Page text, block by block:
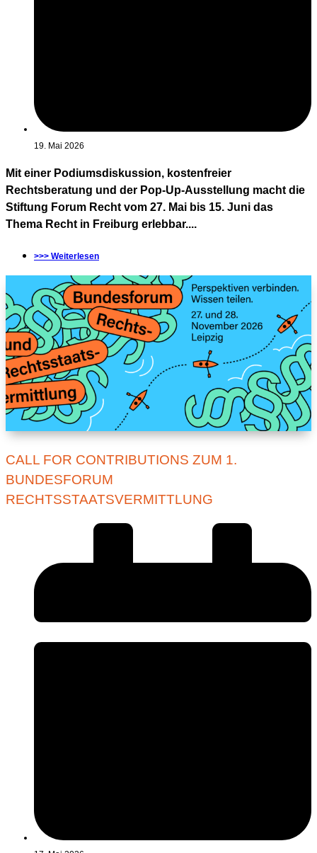
19. Mai 2026
Mit einer Podiumsdiskussion, kostenfreier
Rechtsberatung und der Pop-Up-Ausstellung macht die
Stiftung Forum Recht vom 27. Mai bis 15. Juni das
Thema Recht in Freiburg erlebbar....
>>> Weiterlesen
CALL FOR CONTRIBUTIONS ZUM 1.
BUNDESFORUM
RECHTSSTAATSVERMITTLUNG